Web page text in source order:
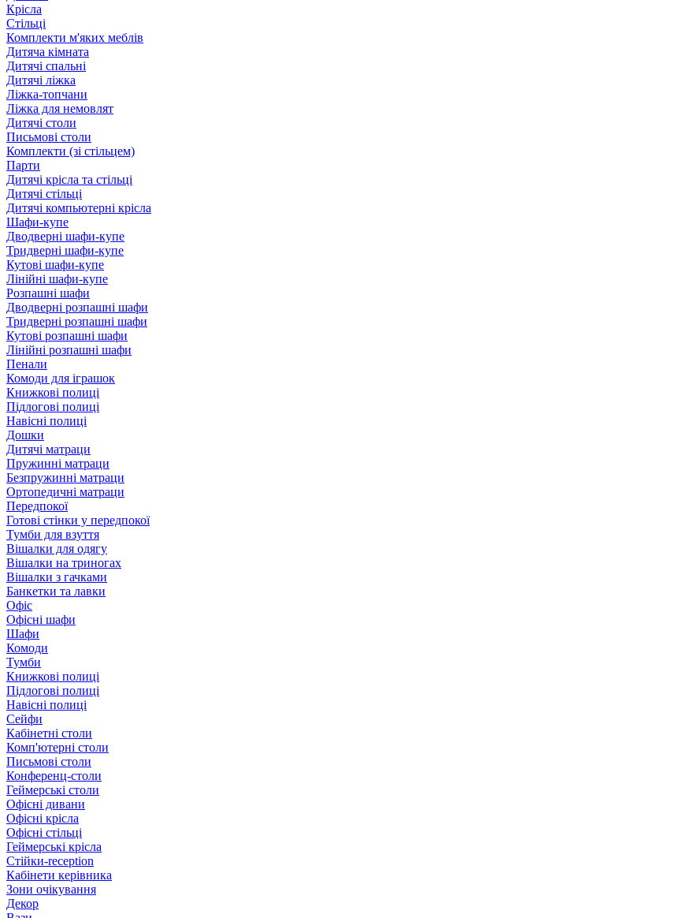
Крісла
Стільці
Комплекти м'яких меблів
Дитяча кімната
Дитячі спальні
Дитячі ліжка
Ліжка-топчани
Ліжка для немовлят
Дитячі столи
Письмові столи
Комплекти (зі стільцем)
Парти
Дитячі крісла та стільці
Дитячі стільці
Дитячі компьютерні крісла
Шафи-купе
Дводверні шафи-купе
Тридверні шафи-купе
Кутові шафи-купе
Лінійні шафи-купе
Розпашні шафи
Дводверні розпашні шафи
Тридверні розпашні шафи
Кутові розпашні шафи
Лінійні розпашні шафи
Пенали
Комоди для іграшок
Книжкові полиці
Підлогові полиці
Навісні полиці
Дошки
Дитячі матраци
Пружинні матраци
Безпружинні матраци
Ортопедичні матраци
Передпокої
Готові стінки у передпокої
Тумби для взуття
Вішалки для одягу
Вішалки на триногах
Вішалки з гачками
Банкетки та лавки
Офіс
Офісні шафи
Шафи
Комоди
Тумби
Книжкові полиці
Підлогові полиці
Навісні полиці
Сейфи
Кабінетні столи
Комп'ютерні столи
Письмові столи
Конференц-столи
Геймерські столи
Офісні дивани
Офісні крісла
Офісні стільці
Геймерські крісла
Стійки-reception
Кабінети керівника
Зони очікування
Декор